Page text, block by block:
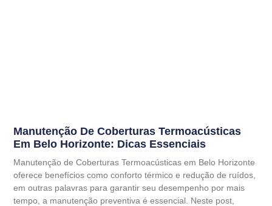
Manutenção De Coberturas Termoacústicas
Em Belo Horizonte: Dicas Essenciais
Manutenção de Coberturas Termoacústicas em Belo Horizonte
oferece benefícios como conforto térmico e redução de ruídos,
em outras palavras para garantir seu desempenho por mais
tempo, a manutenção preventiva é essencial. Neste post,